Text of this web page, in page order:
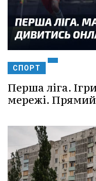
СПОРТ
Перша ліга.
мережі. Прямий